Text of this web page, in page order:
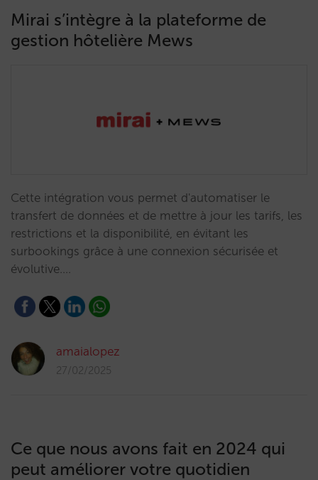
Mirai s’intègre à la plateforme de
gestion hôtelière Mews
Cette intégration vous permet d'automatiser le
transfert de données et de mettre à jour les tarifs, les
restrictions et la disponibilité, en évitant les
surbookings grâce à une connexion sécurisée et
évolutive.…
amaialopez
27/02/2025
Ce que nous avons fait en 2024 qui
peut améliorer votre quotidien